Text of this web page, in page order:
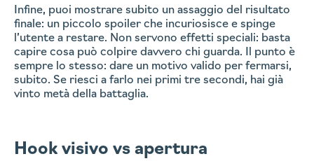
Infine, puoi mostrare subito un assaggio del risultato
finale: un piccolo spoiler che incuriosisce e spinge
l’utente a restare. Non servono effetti speciali: basta
capire cosa può colpire davvero chi guarda. Il punto è
sempre lo stesso: dare un motivo valido per fermarsi,
subito. Se riesci a farlo nei primi tre secondi, hai già
vinto metà della battaglia.
Hook visivo vs apertura